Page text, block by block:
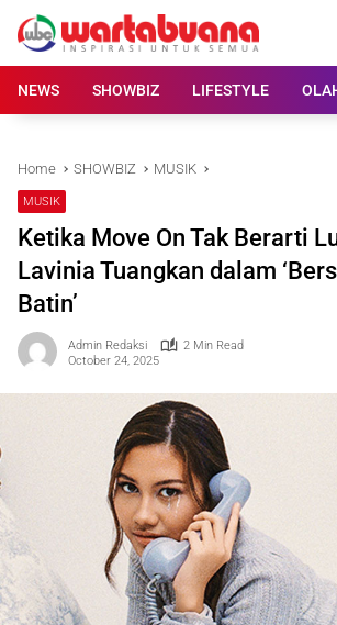
content
NEWS
SHOWBIZ LIFESTYLE
Home SHOWBIZ MUSIK
MUSIK
Ketika Move On Tak Berarti
Lavinia Tuangkan dalam
Batin’
Admin Redaksi
2 Min Read
October 24, 2025